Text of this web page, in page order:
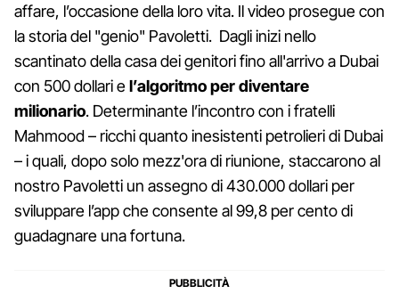
affare, l’occasione della loro vita. Il video prosegue con
la storia del "genio" Pavoletti. Dagli inizi nello
scantinato della casa dei genitori fino all'arrivo a Dubai
con 500 dollari el’algoritmo per diventare
milionario. Determinante l’incontro con i fratelli
Mahmood – ricchi quanto inesistenti petrolieri di Dubai
– i quali, dopo solo mezz'ora di riunione, staccarono al
nostro Pavoletti un assegno di 430.000 dollari per
sviluppare l’app che consente al 99,8 per cento di
guadagnare una fortuna.